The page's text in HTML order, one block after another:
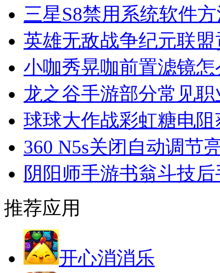
三星S8禁用系统软件
英雄无敌战争纪元联
小咖秀晃咖前置滤镜怎
龙之谷手游部分常见
球球大作战彩虹糖电
360 N5s关闭自动调节
阴阳师手游书翁斗技
推荐应用
开心消消乐